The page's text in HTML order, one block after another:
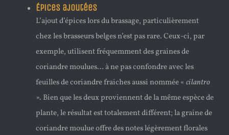
Épices ajoutées
L’ajout d’épices lors du brassage, particulièrement
chez les brasseurs belges n’est pas rare. Ceux-ci, par
exemple, utilisent fréquemment des graines de
coriandre moulues… à ne pas confondre avec les
feuilles de coriandre fraiches aussi nommée « cilantro
». Bien que les deux proviennent de la même espèce de
plante, le résultat est totalement différent; la graine de
coriandre moulue offre des notes légèrement florales